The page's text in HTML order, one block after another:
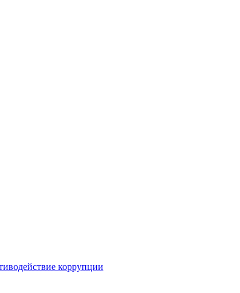
коррупции